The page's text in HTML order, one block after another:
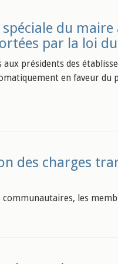
du maire
par la loi
présidents des
en faveur du
des charges
les